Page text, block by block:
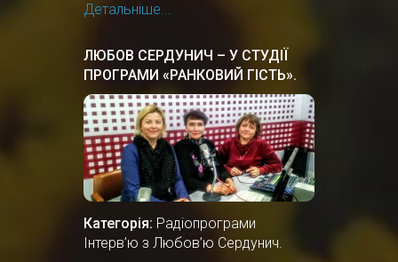
Детальніше...
ЛЮБОВ СЕРДУНИЧ – У СТУДІЇ
ПРОГРАМИ «РАНКОВИЙ ГІСТЬ».
Категорія: Радіопрограми
Інтерв’ю з Любов’ю Сердунич.